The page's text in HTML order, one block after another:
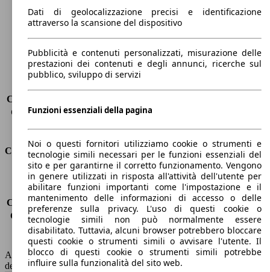
Larghezza
1870 mm
Passo
2730 mm
Porte
5
Sedili
5
Capacità di traino (senza freni)
Capacità di traino (con freni)
1500 kg
Consumi
Emissioni di CO2*
-
Consumo (urbano)
-
Consumo (extra-urbano) -
Consumo (combinato)*
Classe di emissione
Euro 6
Capacità del serbatoio
50 l
AutoScout24 non si assume alcuna responsabilità per la correttezza
dei dati.
Dati di geolocalizzazione precisi e identificazione
attraverso la scansione del dispositivo
Pubblicità e contenuti personalizzati, misurazione delle
prestazioni dei contenuti e degli annunci, ricerche sul
pubblico, sviluppo di servizi
Funzioni essenziali della pagina
Noi o questi fornitori utilizziamo cookie o strumenti e
tecnologie simili necessari per le funzioni essenziali del
sito e per garantirne il corretto funzionamento. Vengono
in genere utilizzati in risposta all'attività dell'utente per
abilitare funzioni importanti come l'impostazione e il
mantenimento delle informazioni di accesso o delle
preferenze sulla privacy. L'uso di questi cookie o
tecnologie simili non può normalmente essere
disabilitato. Tuttavia, alcuni browser potrebbero bloccare
questi cookie o strumenti simili o avvisare l'utente. Il
blocco di questi cookie o strumenti simili potrebbe
influire sulla funzionalità del sito web.